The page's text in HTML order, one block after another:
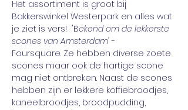
Het assortiment is groot bij
Bakkerswinkel Westerpark en alles wat
je ziet is vers!  'Bekend om de lekkerste
scones van Amsterdam' -
Foursquare. Ze hebben diverse zoete
scones maar ook de hartige scone
mag niet ontbreken. Naast de scones
hebben zijn er lekkere koffiebroodjes,
kaneelbroodjes, broodpudding,